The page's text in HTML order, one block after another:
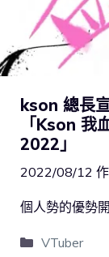
kson 總長
「Kson
2022」
2022/08/12
個人勢的優勢
VTuber